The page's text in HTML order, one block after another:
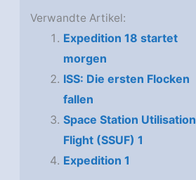
Verwandte Artikel:
Expedition 18 startet
morgen
ISS: Die ersten Flocken
fallen
Space Station Utilisation
Flight (SSUF) 1
Expedition 1